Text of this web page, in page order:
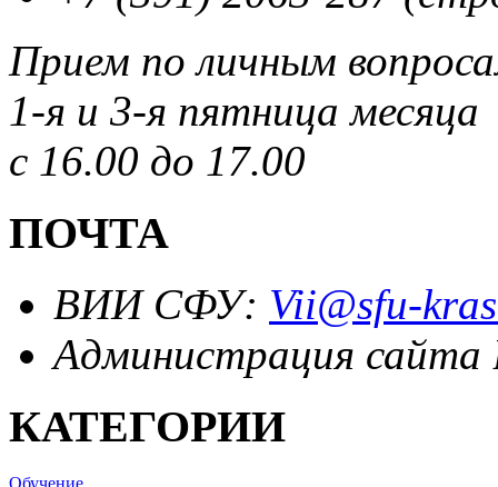
Прием по личным
1-я и 3-я пятница месяца
с 16.00 до 17.00
ПОЧТА
ВИИ СФУ: Vii@sfu-
Администрация
КАТЕГОРИИ
Обучение